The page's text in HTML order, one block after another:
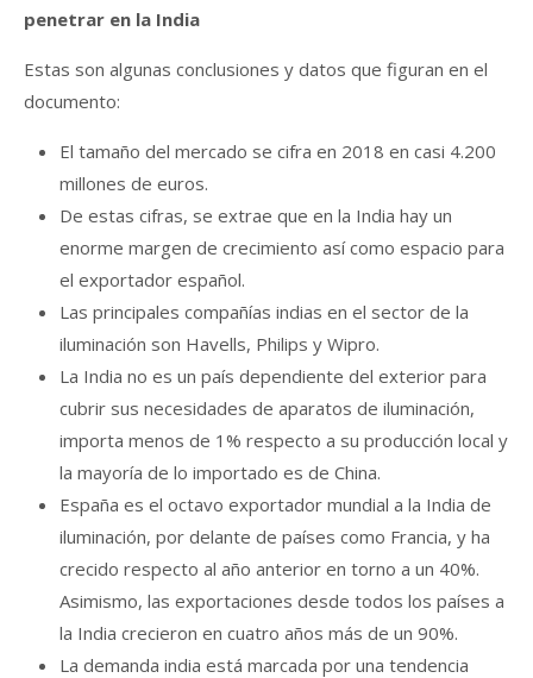
penetrar en la India
Estas son algunas conclusiones y datos que figuran en el
documento:
El tamaño del mercado se cifra en 2018 en casi 4.200
millones de euros.
De estas cifras, se extrae que en la India hay un
enorme margen de crecimiento así como espacio para
el exportador español.
Las principales compañías indias en el sector de la
iluminación son Havells, Philips y Wipro.
La India no es un país dependiente del exterior para
cubrir sus necesidades de aparatos de iluminación,
importa menos de 1% respecto a su producción local y
la mayoría de lo importado es de China.
España es el octavo exportador mundial a la India de
iluminación, por delante de países como Francia, y ha
crecido respecto al año anterior en torno a un 40%.
Asimismo, las exportaciones desde todos los países a
la India crecieron en cuatro años más de un 90%.
La demanda india está marcada por una tendencia